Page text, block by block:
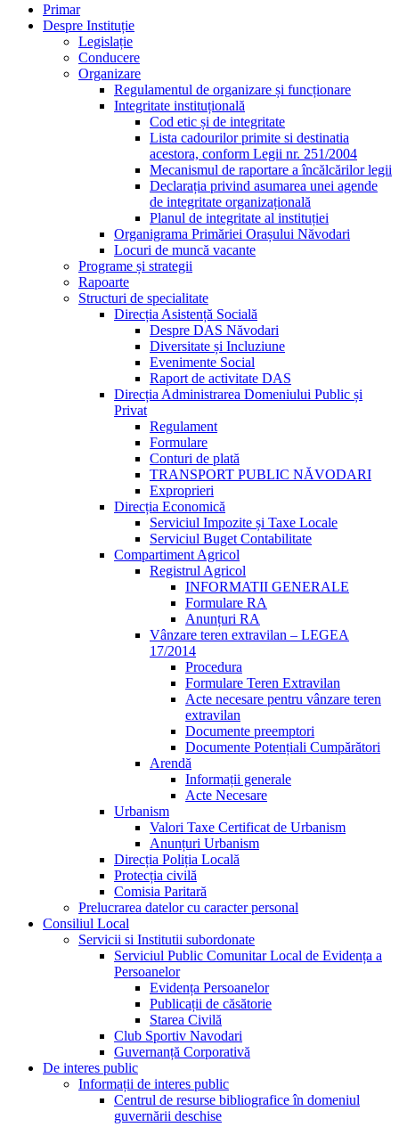
Primar
Despre Instituție
Legislație
Conducere
Organizare
Regulamentul de organizare și funcționare
Integritate instituțională
Cod etic și de integritate
Lista cadourilor primite si destinatia
acestora, conform Legii nr. 251/2004
Mecanismul de raportare a încălcărilor legii
Declarația privind asumarea unei agende
de integritate organizațională
Planul de integritate al instituției
Organigrama Primăriei Orașului Năvodari
Locuri de muncă vacante
Programe și strategii
Rapoarte
Structuri de specialitate
Direcția Asistență Socială
Despre DAS Năvodari
Diversitate și Incluziune
Evenimente Social
Raport de activitate DAS
Direcția Administrarea Domeniului Public și
Privat
Regulament
Formulare
Conturi de plată
TRANSPORT PUBLIC NĂVODARI
Exproprieri
Direcția Economică
Serviciul Impozite și Taxe Locale
Serviciul Buget Contabilitate
Compartiment Agricol
Registrul Agricol
INFORMATII GENERALE
Formulare RA
Anunțuri RA
Vânzare teren extravilan – LEGEA
17/2014
Procedura
Formulare Teren Extravilan
Acte necesare pentru vânzare teren
extravilan
Documente preemptori
Documente Potențiali Cumpărători
Arendă
Informații generale
Acte Necesare
Urbanism
Valori Taxe Certificat de Urbanism
Anunțuri Urbanism
Direcția Poliția Locală
Protecția civilă
Comisia Paritară
Prelucrarea datelor cu caracter personal
Consiliul Local
Servicii si Institutii subordonate
Serviciul Public Comunitar Local de Evidența a
Persoanelor
Evidența Persoanelor
Publicații de căsătorie
Starea Civilă
Club Sportiv Navodari
Guvernanță Corporativă
De interes public
Informații de interes public
Centrul de resurse bibliografice în domeniul
guvernării deschise